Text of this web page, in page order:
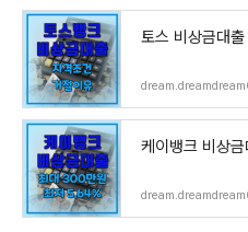
토스 비상금대
케이뱅크 비상